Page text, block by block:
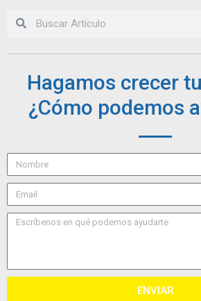
Hagamos crecer
¿Cómo podemos
ENVIAR